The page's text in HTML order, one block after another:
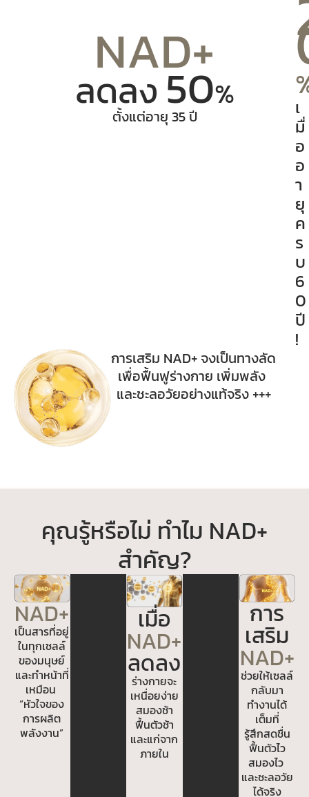
NAD+
ลดลง50%
ตั้งแต่อายุ 35 ปี
เ
มื่
อ
อ
า
ยุ
ค
ร
บ
6
0
ปี
!
การเสริม NAD+ จงเป็นทางลัด
เพื่อฟื้นฟูร่างกาย เพิ่มพลัง
และชะลอวัยอย่างแท้จริง +++
คุณรู้หรือไม่ ทำไม NAD+
สำคัญ?
NAD+
เป็นสารที่อยู่
ในทุกเซลล์
ของมนุษย์
และทำหน้าที่
เหมือน
“หัวใจของ
การผลิต
พลังงาน”
เมื่อ
NAD+
ลดลง
ร่างกายจะ
เหนื่อยง่าย
สมองช้า
ฟื้นตัวช้า
และแก่จาก
ภายใน
การ
เสริม
NAD+
ช่วยให้เซลล์
กลับมา
ทำงานได้
เต็มที่
รู้สึกสดชื่น
ฟื้นตัวไว
สมองไว
และชะลอวัย
ได้จริง